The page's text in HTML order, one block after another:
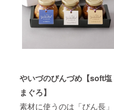
やいづのびんづめ【soft塩
まぐろ】
素材に使うのは「びん長」